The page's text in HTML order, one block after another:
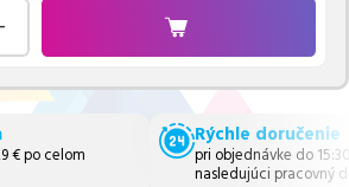
€ po celom
Rýchle doručenie
pri objednávke do
nasledujúci pracovný